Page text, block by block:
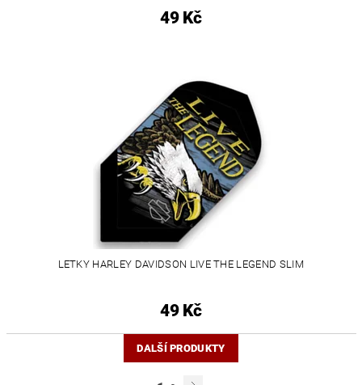
49 Kč
LETKY HARLEY DAVIDSON LIVE THE LEGEND SLIM
49 Kč
DALŠÍ PRODUKTY